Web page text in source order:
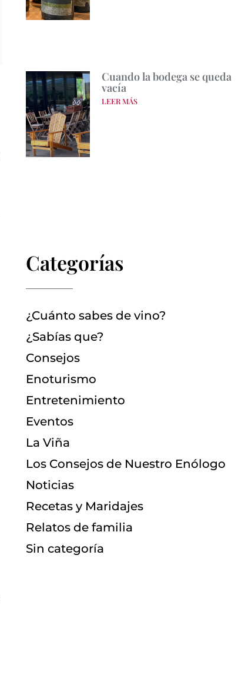
Cuando la bodega se queda
vacía
LEER MÁS
Categorías
¿Cuánto sabes de vino?
¿Sabías que?
Consejos
Enoturismo
Entretenimiento
Eventos
La Viña
Los Consejos de Nuestro Enólogo
Noticias
Recetas y Maridajes
Relatos de familia
Sin categoría